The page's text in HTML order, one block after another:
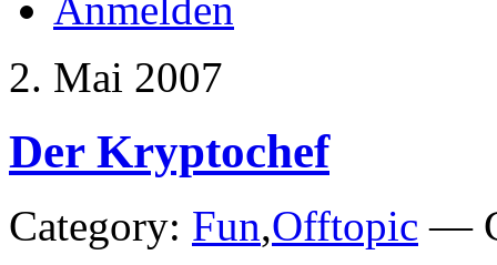
2. Mai 2007
Der Kryptochef
Category: Fun,Offtopic —